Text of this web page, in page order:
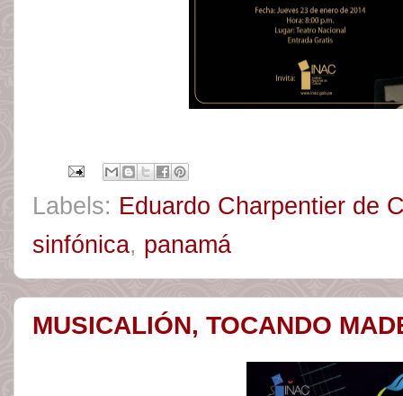
Labels: Eduardo Charpentier de
sinfónica, panamá
MUSICALIÓN, TOCANDO